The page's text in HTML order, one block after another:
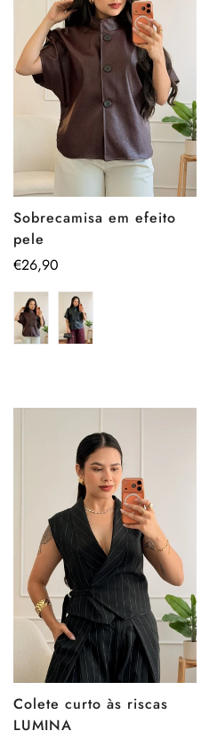
Sobrecamisa em efeito
pele
Preço
€26,90
Colete curto às riscas
LUMINA